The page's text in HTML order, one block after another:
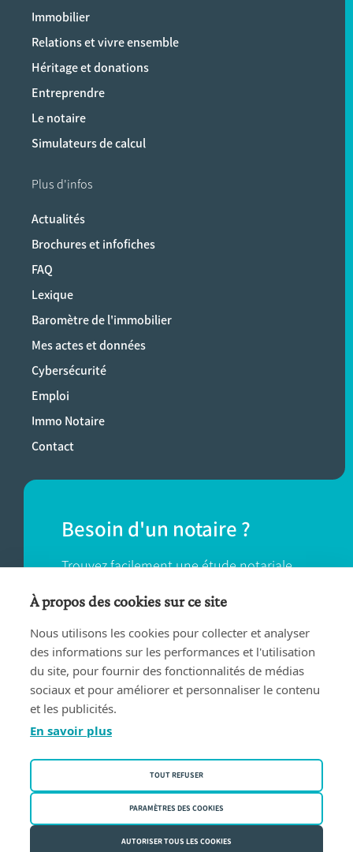
Immobilier
Relations et vivre ensemble
Héritage et donations
Entreprendre
Le notaire
Simulateurs de calcul
Plus d'infos
Actualités
Brochures et infofiches
FAQ
Lexique
Baromètre de l'immobilier
Mes actes et données
Cybersécurité
Emploi
Immo Notaire
Contact
Besoin d'un notaire ?
Trouvez facilement une étude notariale
près de chez vous.
TROUVER UN NOTAIRE
Conditions d'utilisation
Politique des cookies
Fednot asbl | Rue de la Montage 30/34 - 1000 Bruxelles | BE
À propos des cookies sur ce site
Nous utilisons les cookies pour collecter et analyser
des informations sur les performances et l'utilisation
du site, pour fournir des fonctionnalités de médias
sociaux et pour améliorer et personnaliser le contenu
et les publicités.
En savoir plus
TOUT REFUSER
PARAMÈTRES DES COOKIES
AUTORISER TOUS LES COOKIES